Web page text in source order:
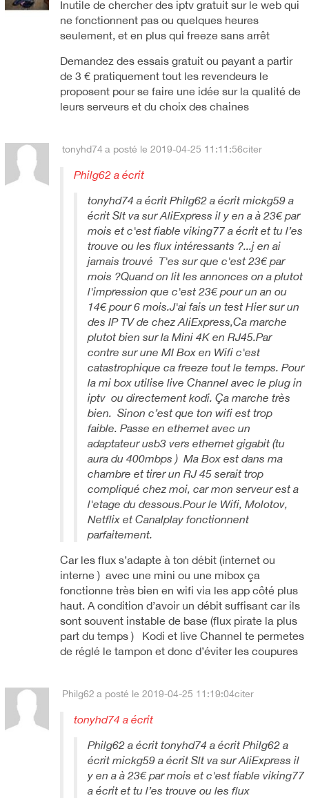
Inutile de chercher des iptv gratuit sur le web qui
ne fonctionnent pas ou quelques heures
seulement, et en plus qui freeze sans arrêt
Demandez des essais gratuit ou payant a partir
de 3 € pratiquement tout les revendeurs le
proposent pour se faire une idée sur la qualité de
leurs serveurs et du choix des chaines
tonyhd74 a posté le 2019-04-25 11:11:56citer
Philg62 a écrit
tonyhd74 a écrit Philg62 a écrit mickg59 a
écrit Slt va sur AliExpress il y en a à 23€ par
mois et c'est fiable viking77 a écrit et tu l’es
trouve ou les flux intéressants ?...j en ai
jamais trouvé T'es sur que c'est 23€ par
mois ?Quand on lit les annonces on a plutot
l'impression que c'est 23€ pour un an ou
14€ pour 6 mois.J'ai fais un test Hier sur un
des IP TV de chez AliExpress,Ca marche
plutot bien sur la Mini 4K en RJ45.Par
contre sur une MI Box en Wifi c'est
catastrophique ca freeze tout le temps. Pour
la mi box utilise live Channel avec le plug in
iptv ou directement kodi. Ça marche très
bien. Sinon c’est que ton wifi est trop
faible. Passe en ethernet avec un
adaptateur usb3 vers ethernet gigabit (tu
aura du 400mbps ) Ma Box est dans ma
chambre et tirer un RJ 45 serait trop
compliqué chez moi, car mon serveur est a
l'etage du dessous.Pour le Wifi, Molotov,
Netflix et Canalplay fonctionnent
parfaitement.
Car les flux s’adapte à ton débit (internet ou
interne ) avec une mini ou une mibox ça
fonctionne très bien en wifi via les app côté plus
haut. A condition d’avoir un débit suffisant car ils
sont souvent instable de base (flux pirate la plus
part du temps ) Kodi et live Channel te permetes
de réglé le tampon et donc d’éviter les coupures
Philg62 a posté le 2019-04-25 11:19:04citer
tonyhd74 a écrit
Philg62 a écrit tonyhd74 a écrit Philg62 a
écrit mickg59 a écrit Slt va sur AliExpress il
y en a à 23€ par mois et c'est fiable viking77
a écrit et tu l’es trouve ou les flux